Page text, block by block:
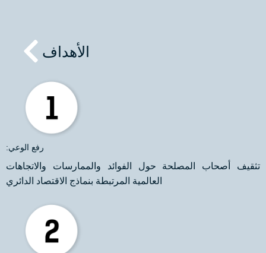
الأهداف
:رفع الوعي
تثقيف أصحاب المصلحة حول الفوائد والممارسات والاتجاهات
العالمية المرتبطة بنماذج الاقتصاد الدائري